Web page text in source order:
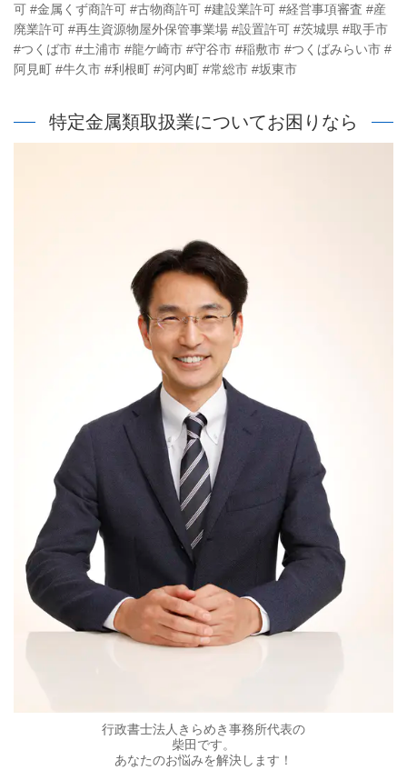
可 #金属くず商許可 #古物商許可 #建設業許可 #経営事項審査 #産
廃業許可 #再生資源物屋外保管事業場 #設置許可 #茨城県 #取手市
#つくば市 #土浦市 #龍ケ崎市 #守谷市 #稲敷市 #つくばみらい市 #
阿見町 #牛久市 #利根町 #河内町 #常総市 #坂東市
特定金属類取扱業についてお困りなら
行政書士法人きらめき事務所代表の
柴田です。
あなたのお悩みを解決します！​